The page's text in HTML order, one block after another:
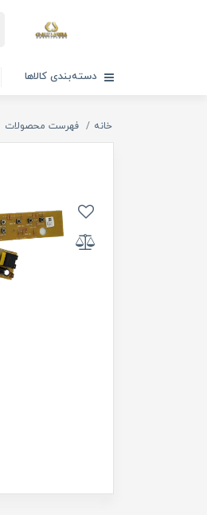
دسته‌بندی کالاها
خانه فهرست محصولات